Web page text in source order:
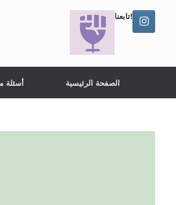
تابعنا!
أسئلة الصفحة الرئيسية